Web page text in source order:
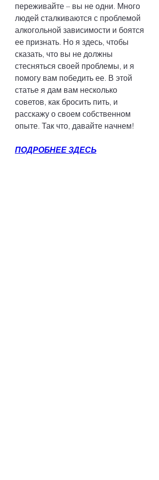
переживайте – вы не одни. Много
людей сталкиваются с проблемой
алкогольной зависимости и боятся
ее признать. Но я здесь, чтобы
сказать, что вы не должны
стесняться своей проблемы, и я
помогу вам победить ее. В этой
статье я дам вам несколько
советов, как бросить пить, и
расскажу о своем собственном
опыте. Так что, давайте начнем!
ПОДРОБНЕЕ ЗДЕСЬ